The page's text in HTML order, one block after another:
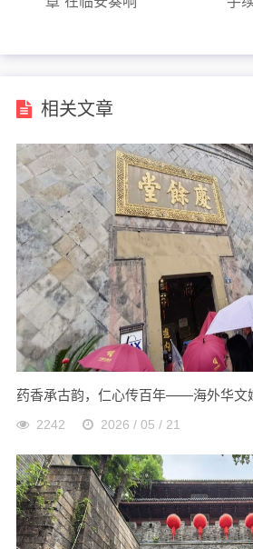
可
相关文章
药香承古韵，仁心传百年——海外华文
2242 2026 / 05 / 21